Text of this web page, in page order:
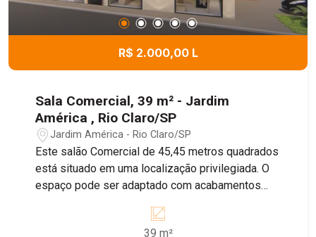
R$ 2.000,00 L
Sala Comercial, 39 m² - Jardim
América , Rio Claro/SP
Jardim América - Rio Claro/SP
Este salão Comercial de 45,45 metros quadrados
está situado em uma localização privilegiada. O
espaço pode ser adaptado com acabamentos
necessidades do seu negocio, incluindo, cores,
39 m²